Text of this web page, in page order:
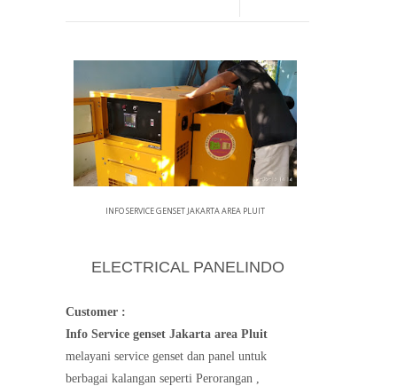
INFO SERVICE GENSET JAKARTA AREA PLUIT
ELECTRICAL PANELINDO
Customer :
Info Service genset Jakarta area Pluit
melayani service genset dan panel untuk
berbagai kalangan seperti Perorangan ,